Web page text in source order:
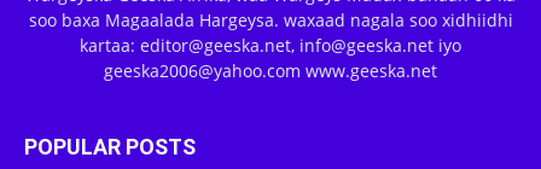
soo baxa Magaalada Hargeysa. waxaad nagala soo xidhiidhi
kartaa: editor@geeska.net, info@geeska.net iyo
geeska2006@yahoo.com www.geeska.net
POPULAR POSTS